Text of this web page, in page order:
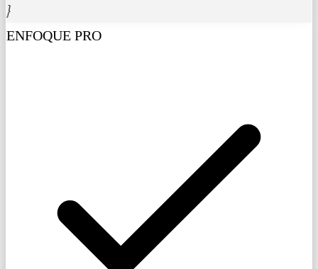
}
ENFOQUE PRO